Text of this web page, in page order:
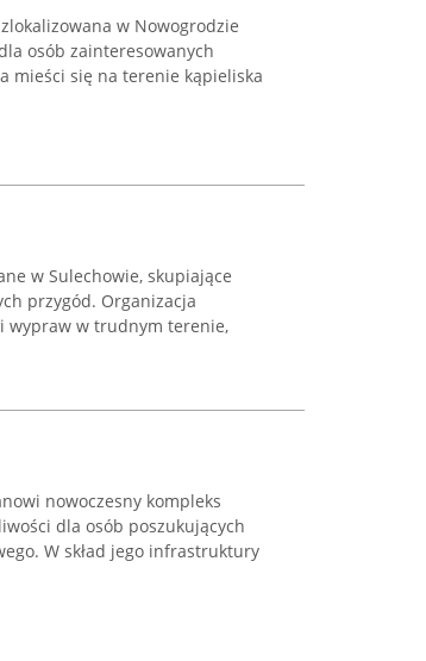
w Nowogrodzie
osób zainteresowanych
mieści się na terenie kąpieliska
w Sulechowie, skupiające
przygód. Organizacja
wypraw w trudnym terenie,
nowoczesny kompleks
dla osób poszukujących
W skład jego infrastruktury